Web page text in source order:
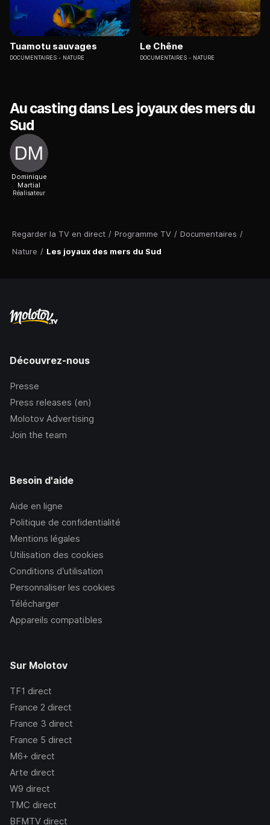
Regarder la TV en direct / Programme TV / Documentaires /
Nature / Les joyaux des mers du Sud
Tuamotu sauvages
DOCUMENTAIRES NATURE
Le Chêne
DOCUMENTAIRES NATURE
Au casting dans Les joyaux des mers du
Sud
Dominique
Martial
Réalisateur
Découvrez-nous
Presse
Press releases (en)
Molotov Advertising
Join the team
Besoin d'aide
Aide en ligne
Politique de confidentialité
Mentions légales
Utilisation des cookies
Conditions d’utilisation
Personnaliser les cookies
Télécharger
Appareils compatibles
Sur Molotov
TF1 direct
France 2 direct
France 3 direct
France 5 direct
M6+ direct
Arte direct
W9 direct
TMC direct
BFMTV direct